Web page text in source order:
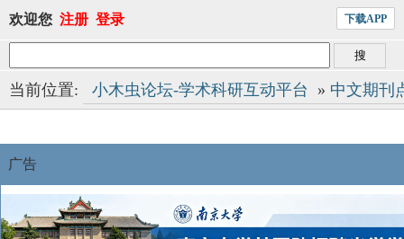
欢迎您 注册 登录 下载APP
当前位置: 小木虫论坛-学术科研互动平台 » 中文期刊
广告